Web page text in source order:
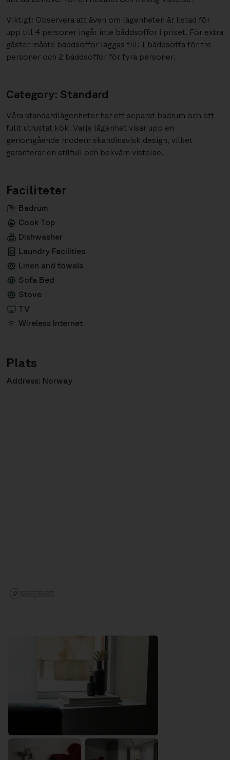
Viktigt: Observera att även om lägenheten är listad för
upp till 4 personer ingår inte bäddsoffor i priset. För extra
gäster måste bäddsoffor läggas till: 1 bäddsoffa för tre
personer och 2 bäddsoffor för fyra personer.
Category: Standard
Våra standardlägenheter har ett separat badrum och ett
fullt utrustat kök. Varje lägenhet visar upp en
genomgående modern skandinavisk design, vilket
garanterar en stilfull och bekväm vistelse.
Faciliteter
Badrum
Cook Top
Dishwasher
Laundry Facilities
Linen and towels
Sofa Bed
Stove
TV
Wireless Internet
Plats
Address: Norway